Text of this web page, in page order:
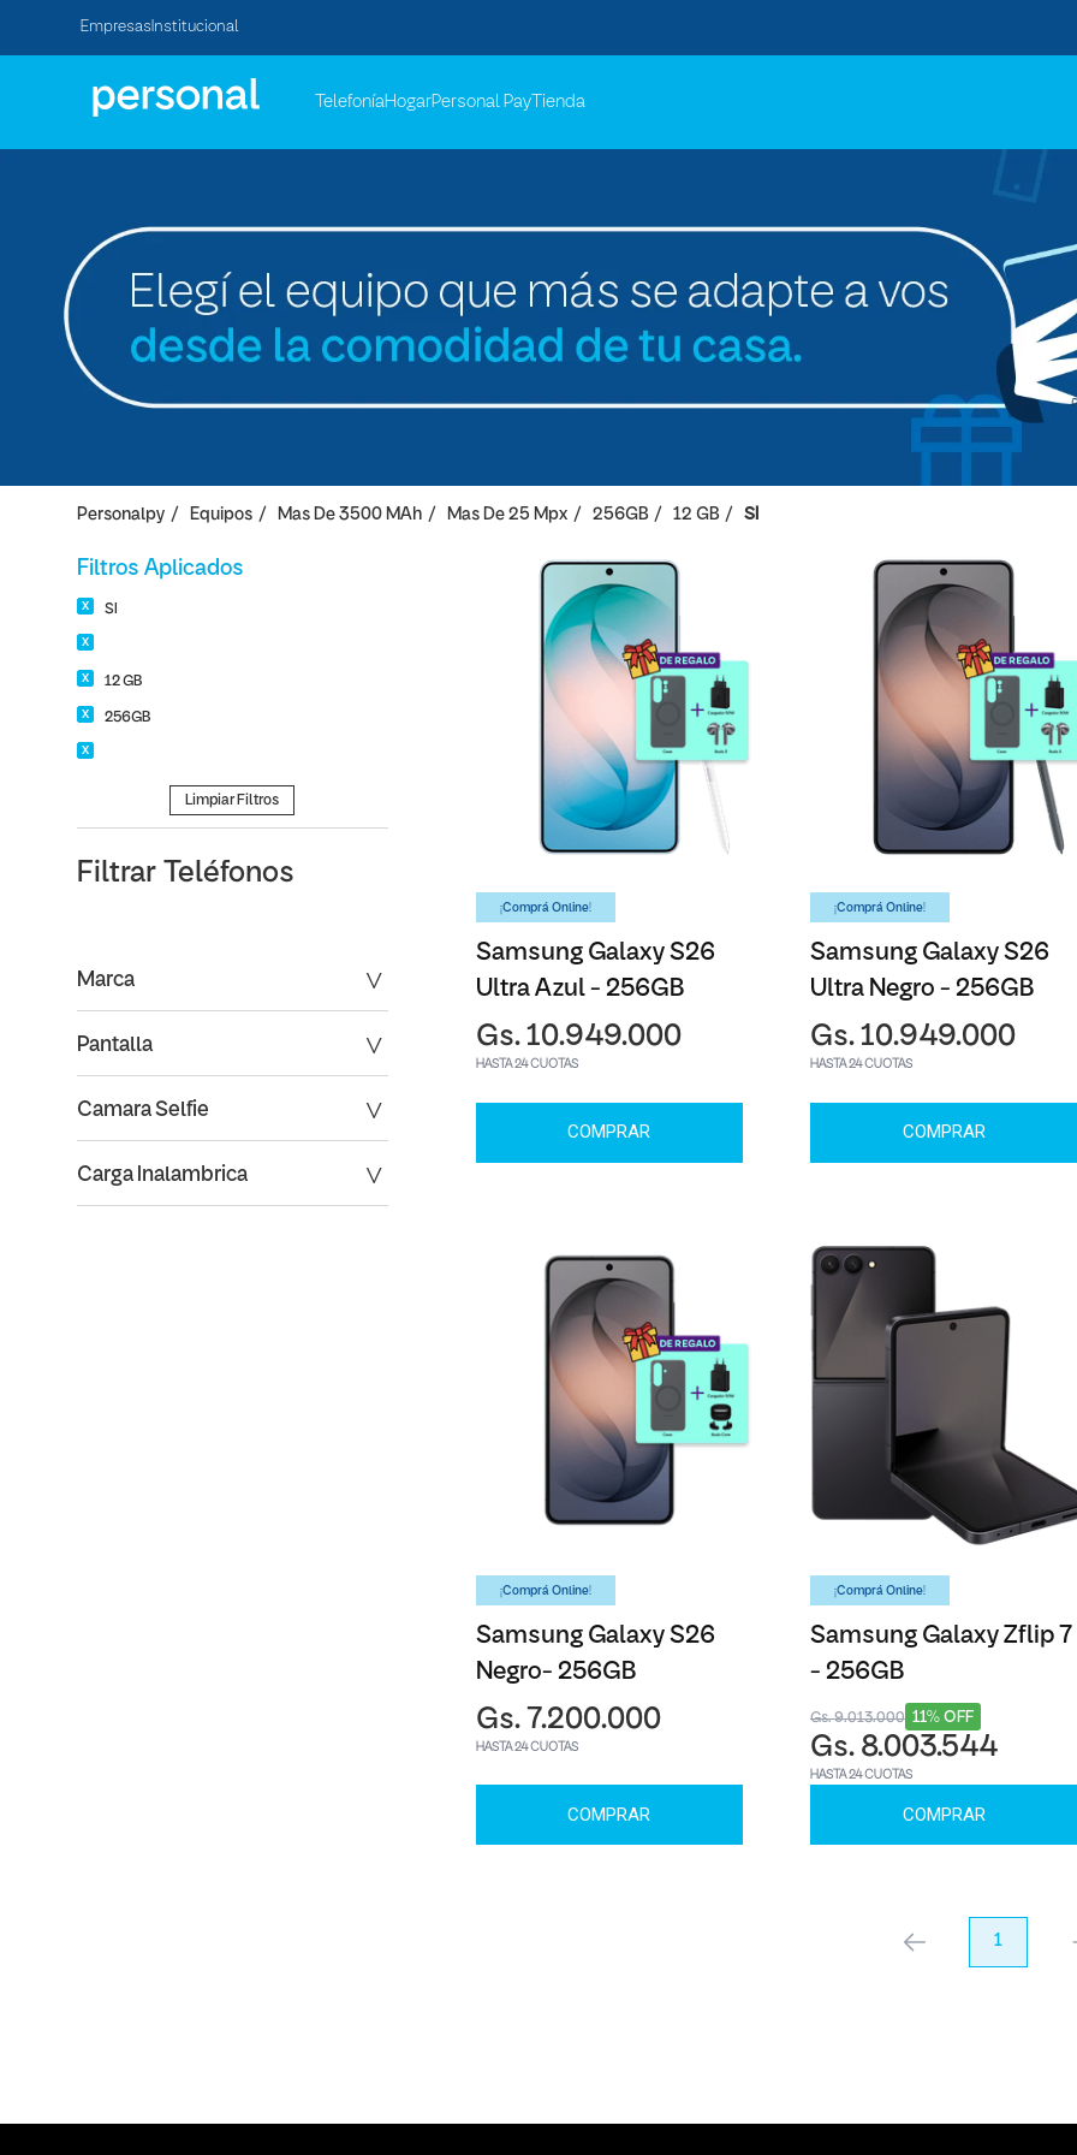
Empresas Institucional
TelefoníaHogarPersonal Pay Tienda
Personalpy Equipos Mas De 3500 MAh Mas De 25 Mpx 256GB 12 GB SI
Filtros Aplicados
SI
12 GB
256GB
Limpiar Filtros
Filtrar Teléfonos
Marca
Pantalla
Carga Inalambrica
Camara Selfie
¡Comprá Online!
Samsung Galaxy S26
Ultra Azul - 256GB
Gs. 10.949.000
HASTA 24 CUOTAS
COMPRAR
¡Comprá Online!
Samsung Galaxy S26
Ultra Negro - 256GB
Gs. 10.949.000
HASTA 24 CUOTAS
COMPRAR
¡Comprá Online!
Samsung Galaxy S26
Negro- 256GB
Gs. 7.200.000
HASTA 24 CUOTAS
COMPRAR
¡Comprá Online!
Samsung Galaxy Zflip 7
- 256GB
11% OFF
Gs. 9.013.000
Gs. 8.003.544
HASTA 24 CUOTAS
COMPRAR
anterior 1